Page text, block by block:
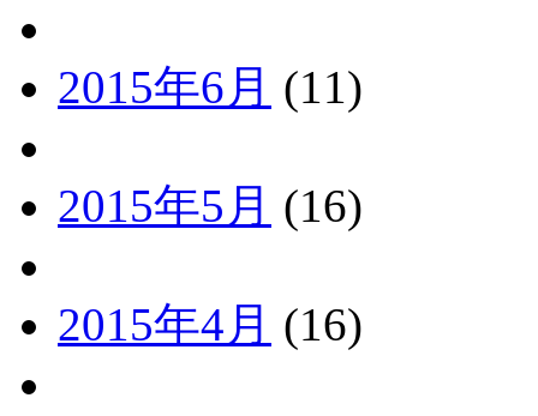
2015年6月 (11)
2015年5月 (16)
2015年4月 (16)